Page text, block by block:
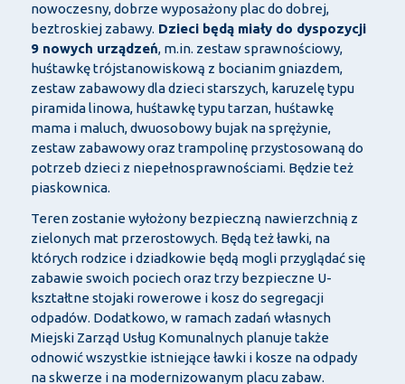
nowoczesny, dobrze wyposażony plac do dobrej,
beztroskiej zabawy. Dzieci będą miały do dyspozycji
9 nowych urządzeń, m.in. zestaw sprawnościowy,
huśtawkę trójstanowiskową z bocianim gniazdem,
zestaw zabawowy dla dzieci starszych, karuzelę typu
piramida linowa, huśtawkę typu tarzan, huśtawkę
mama i maluch, dwuosobowy bujak na sprężynie,
zestaw zabawowy oraz trampolinę przystosowaną do
potrzeb dzieci z niepełnosprawnościami. Będzie też
piaskownica.
Teren zostanie wyłożony bezpieczną nawierzchnią z
zielonych mat przerostowych. Będą też ławki, na
których rodzice i dziadkowie będą mogli przyglądać się
zabawie swoich pociech oraz trzy bezpieczne U-
kształtne stojaki rowerowe i kosz do segregacji
odpadów. Dodatkowo, w ramach zadań własnych
Miejski Zarząd Usług Komunalnych planuje także
odnowić wszystkie istniejące ławki i kosze na odpady
na skwerze i na modernizowanym placu zabaw.